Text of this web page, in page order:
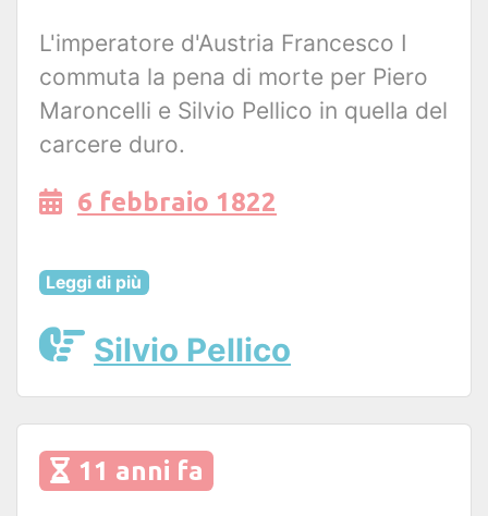
L'imperatore d'Austria Francesco I
commuta la pena di morte per Piero
Maroncelli e Silvio Pellico in quella del
carcere duro.
6 febbraio 1822
Leggi di più
Silvio Pellico
11 anni fa